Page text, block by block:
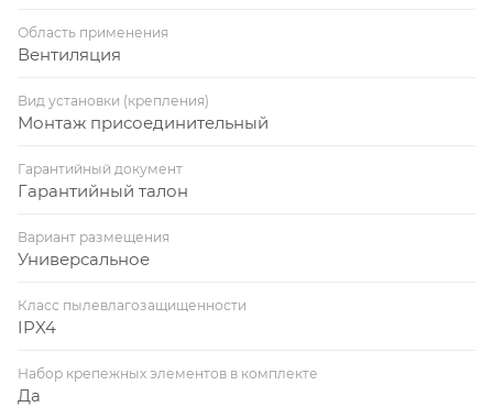
Область применения
Вентиляция
Вид установки (крепления)
Монтаж присоединительный
Гарантийный документ
Гарантийный талон
Вариант размещения
Универсальное
Класс пылевлагозащищенности
IPX4
Набор крепежных элементов в комплекте
Да